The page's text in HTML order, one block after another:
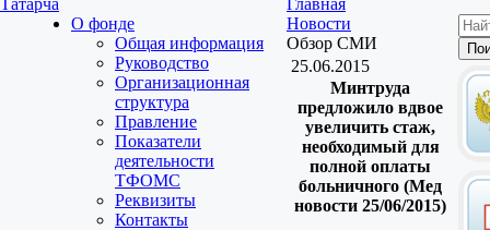
Татарча
О фонде
Общая информация
Руководство
Организационная
структура
Правление
Показатели
деятельности
ТФОМС
Реквизиты
Контакты
Главная
Новости
Обзор СМИ
25.06.2015
Минтруда
предложило вдвое
увеличить стаж,
необходимый для
полной оплаты
больничного (Мед
новости 25/06/2015)